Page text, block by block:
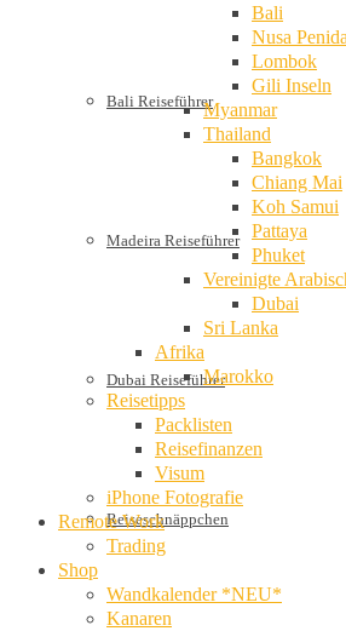
Bali Reiseführer
Madeira Reiseführer
Dubai Reiseführer
Reiseschnäppchen
Bali
Nusa Penida
Lombok
Gili Inseln
Myanmar
Thailand
Bangkok
Chiang Mai
Koh Samui
Pattaya
Phuket
Vereinigte
Dubai
Sri Lanka
Afrika
Marokko
Reisetipps
Packlisten
Reisefinanzen
Visum
iPhone Fotografie
Remote Work
Trading
Shop
Wandkalender *NEU*
Kanaren